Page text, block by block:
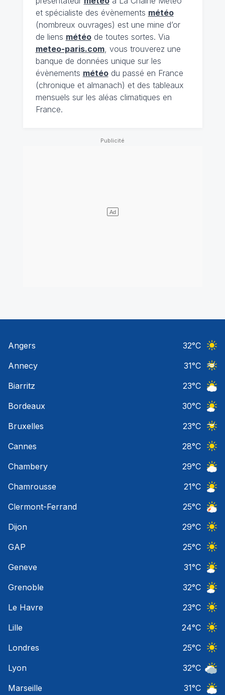
et spécialiste des évènements météo
(nombreux ouvrages) est une mine d’or
de liens météode toutes sortes. Via
meteo-paris.com, vous trouverez une
banque de données unique sur les
évènements météodu passé en France
(chronique et almanach) et des tableaux
mensuels sur les aléas climatiques en
France.
Angers 32°C
Annecy
31°C
Biarritz
23°C
Bordeaux
30°C
Bruxelles
23°C
Cannes
28°C
Chambery
29°C
Chamrousse
21°C
Clermont-Ferrand
25°C
Dijon
29°C
GAP
25°C
Geneve
31°C
Grenoble
32°C
Le Havre
23°C
Lille
24°C
Londres
25°C
Lyon
32°C
Marseille
31°C